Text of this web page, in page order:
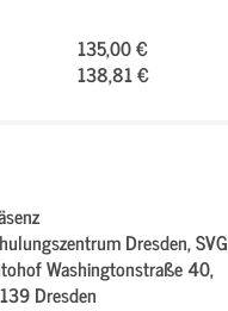
135,00 €
138,81 €
Dresden,SVG
Washingtonstraße 40,
Dresden